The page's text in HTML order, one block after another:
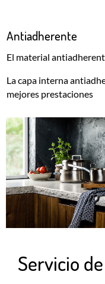
Antiadherente
El material
La capa interna
mejores prestaciones
Servicio